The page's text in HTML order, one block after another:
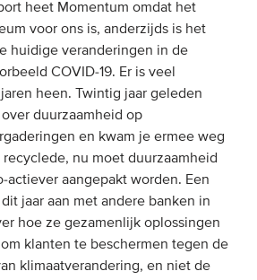
heet Momentum omdat het
voor ons is, anderzijds is het
huidige veranderingen in de
COVID-19. Er is veel
heen. Twintig jaar geleden
duurzaamheid op
en kwam je ermee weg
nu moet duurzaamheid
actiever aangepakt worden. Een
jaar aan met andere banken in
hoe ze gezamenlijk oplossingen
klanten te beschermen tegen de
klimaatverandering, en niet de